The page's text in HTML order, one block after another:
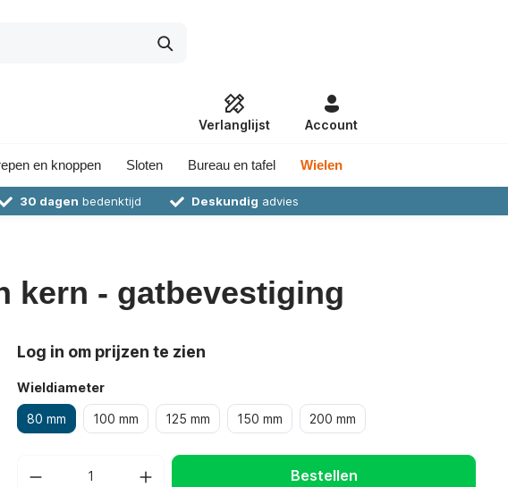
Verlanglijst Account
en knoppen Sloten Bureau en tafel Wielen
30 dagen bedenktijd Deskundig advies
kern - gatbevestiging
Log in om prijzen te zien
Wieldiameter
80 mm 100 mm 125 mm 150 mm 200 mm
Bestellen